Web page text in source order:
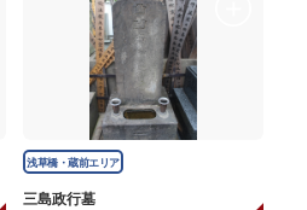
浅草橋・蔵前エリア
三島政行墓